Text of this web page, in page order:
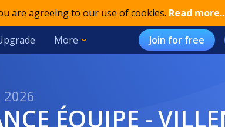
are agreeing to our use of cookies. Read more..
More Join for free
2026